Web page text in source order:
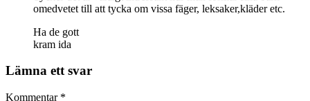
omedvetet till att tycka om vissa fäger, leksaker,kläder etc.
Ha de gott
kram ida
Lämna ett svar
Kommentar *